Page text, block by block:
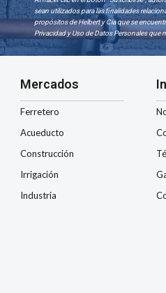
sean utilizados para las finalidades
propósitos de Helbert y Cia que se
Privacidad y Uso de Datos Personales que
Mercados
Ferretero
Acueducto
Construcción
Irrigación
Industria